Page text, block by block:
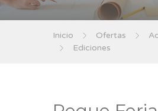
Inicio Ofertas
Ediciones